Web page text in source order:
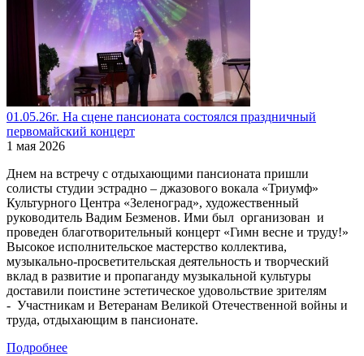
01.05.26г. На сцене пансионата состоялся праздничный
первомайский концерт
1 мая 2026
Днем на встречу с отдыхающими пансионата пришли
солисты студии эстрадно – джазового вокала «Триумф»
Культурного Центра «Зеленоград», художественный
руководитель Вадим Безменов. Ими был организован и
проведен благотворительный концерт «Гимн весне и труду!»
Высокое исполнительское мастерство коллектива,
музыкально-просветительская деятельность и творческий
вклад в развитие и пропаганду музыкальной культуры
доставили поистине эстетическое удовольствие зрителям
- Участникам и Ветеранам Великой Отечественной войны и
труда, отдыхающим в пансионате.
Подробнее